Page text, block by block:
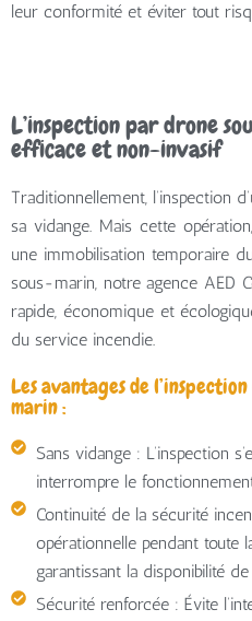
leur conformité et éviter tout
L’inspection par drone
efficace et non-invasif
Traditionnellement, l’inspection
sa vidange. Mais cette
une immobilisation temporaire
sous-marin, notre agence AED
rapide, économique et
du service incendie.
Les avantages de
marin :
Sans vidange: L’inspection
interrompre le
Continuité de la sécurité
opérationnelle pendant toute
garantissant la disponibilité de
Sécurité renforcée: Évite